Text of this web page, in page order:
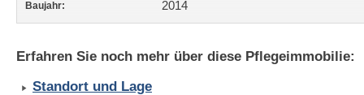
Baujahr: 2014
Erfahren Sie noch mehr über diese Pflegeimmobilie:
Standort und Lage